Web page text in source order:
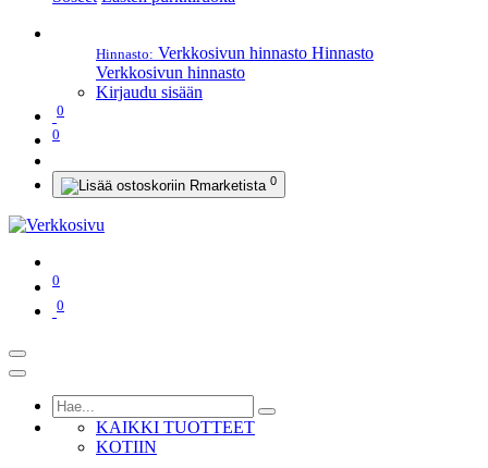
Hinnasto: Verkkosivun hinnasto Hinnasto
Verkkosivun hinnasto
Kirjaudu sisään
0
0
0
0
0
KAIKKI TUOTTEET
KOTIIN